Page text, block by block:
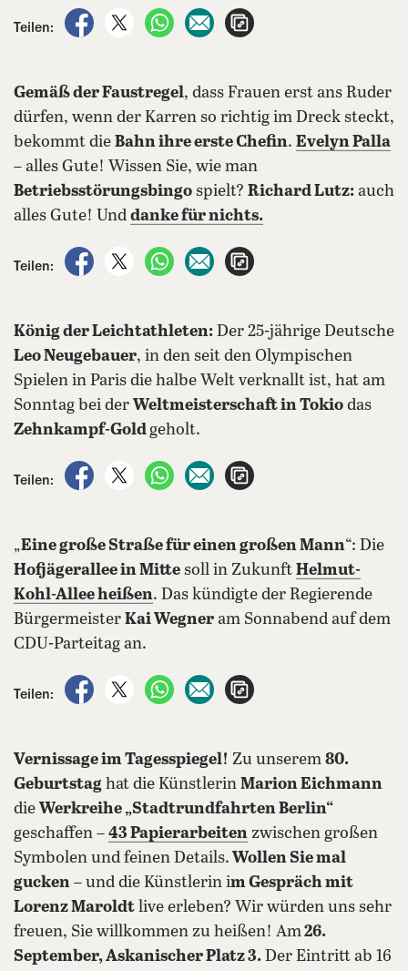
Teilen:
auf Facebook teilen
auf X teilenper WhatsApp teilen
per E-Mail teilen
Gemäß der Faustregel, dass Frauen erst ans Ruder
dürfen, wenn der Karren so richtig im Dreck steckt,
bekommt die Bahn ihre erste Chefin. Evelyn Palla
– alles Gute! Wissen Sie, wie man
Betriebsstörungsbingo spielt? Richard Lutz: auch
alles Gute! Und danke für nichts.
Teilen:
auf Facebook teilen
auf X teilenper WhatsApp teilen
per E-Mail teilen
König der Leichtathleten: Der 25-jährige Deutsche
Leo Neugebauer, in den seit den Olympischen
Spielen in Paris die halbe Welt verknallt ist, hat am
Sonntag bei der Weltmeisterschaft in Tokio das
Zehnkampf-Goldgeholt.
Teilen:
auf Facebook teilen
auf X teilenper WhatsApp teilen
per E-Mail teilen
„Eine große Straße für einen großen Mann“: Die
Hofjägerallee in Mitte soll in Zukunft Helmut-
Kohl-Allee heißen. Das kündigte der Regierende
Bürgermeister Kai Wegner am Sonnabend auf dem
CDU-Parteitag an.
Teilen:
auf Facebook teilen
auf X teilenper WhatsApp teilen
per E-Mail teilen
Vernissage im Tagesspiegel! Zu unserem 80.
Geburtstag hat die Künstlerin Marion Eichmann
die Werkreihe „Stadtrundfahrten Berlin“
geschaffen – 43 Papierarbeiten zwischen großen
Symbolen und feinen Details. Wollen Sie mal
gucken – und die Künstlerin im Gespräch mit
Lorenz Maroldt live erleben? Wir würden uns sehr
freuen, Sie willkommen zu heißen! Am26.
September, Askanischer Platz 3. Der Eintritt ab 16